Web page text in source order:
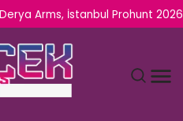
Arms, İstanbul Prohunt